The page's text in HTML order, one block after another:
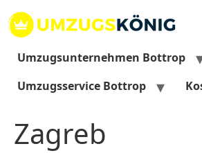
Inhalt
springen
Umzugsunternehmen Bottrop
Umzugsservice Bottrop
Zagreb